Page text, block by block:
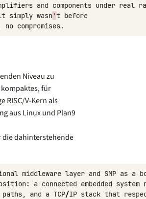
and components under real
simply wasn't before
no compromises.
Niveau zu
für
RISC/V-Kern als
aus Linux und Plan9
die dahinterstehende
middleware layer and SMP as a
: a connected embedded system
paths, and a TCP/IP stack that